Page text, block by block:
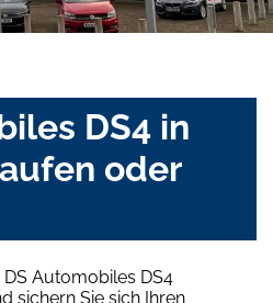
DS4 in
oder
Automobiles DS4
sichern Sie sich Ihren